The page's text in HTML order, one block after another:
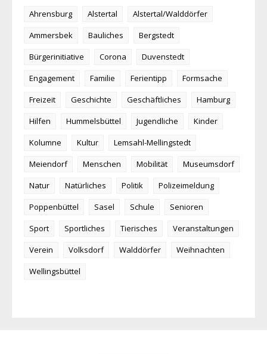
Ahrensburg Alstertal
Alstertal/Walddörfer
Ammersbek
Bauliches
Bergstedt
Bürgerinitiative
Corona
Duvenstedt
Engagement
Familie Ferientipp
Formsache
Freizeit
Geschichte Geschäftliches
Hamburg
Hilfen
Hummelsbüttel Jugendliche
Kinder
Kolumne
Kultur
Lemsahl-Mellingstedt
Meiendorf
Menschen Mobilität
Museumsdorf
Natur
Natürliches Politik
Polizeimeldung
Poppenbüttel
Sasel Schule
Senioren
Sport
Sportliches Tierisches
Veranstaltungen
Verein
Volksdorf Walddörfer
Weihnachten
Wellingsbüttel